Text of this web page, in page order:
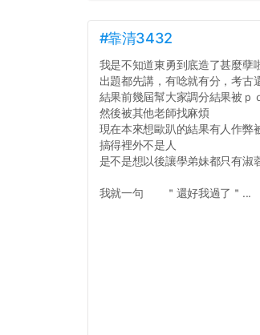
#靠清3432
我是不知道東勇到底造了甚麼孽
出題都先講，有唸就有分，考古
結果前幾屆幫大家調分結果被ｐ
然後被其他老師找麻煩
現在本來想歐趴的結果有人作弊
搞得裡外不是人
是不是想以後讓學弟妹都只有淑
我就一句 ＂還好我過了＂...